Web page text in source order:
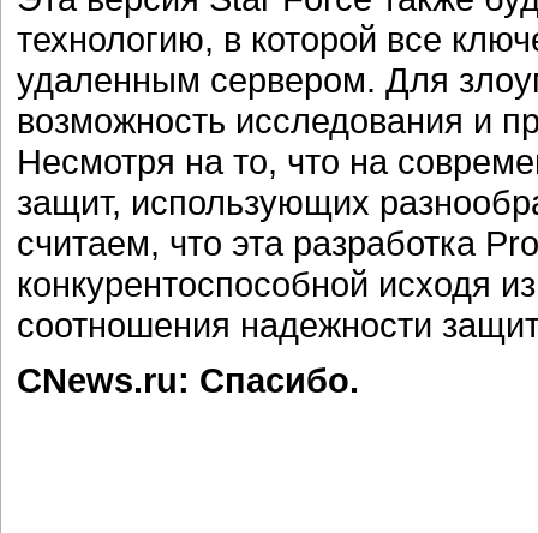
технологию, в которой все
удаленным сервером. Для
возможность исследования и
Несмотря на то, что на
защит, использующих
считаем, что эта разработка
конкурентоспособной исходя
соотношения надежности
CNews.ru: Спасибо.